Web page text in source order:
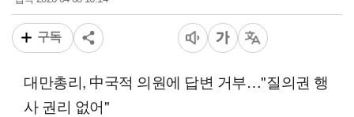
구독
대만총리, 中국적 의원에 답변 거부…"질의권 행
사 권리 없어"